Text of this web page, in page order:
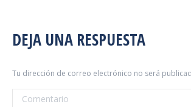
DEJA UNA RESPUESTA
Tu dirección de correo electrónico no será
Comentario